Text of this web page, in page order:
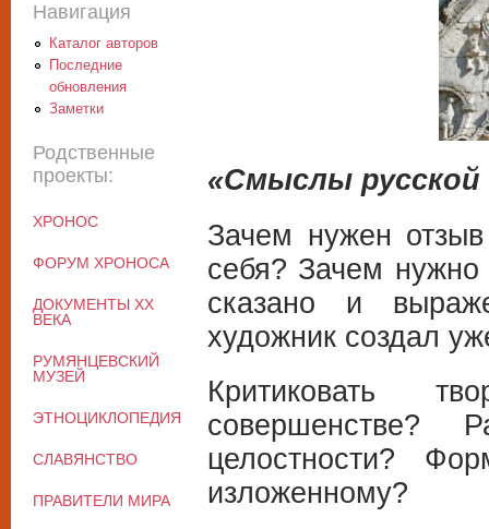
«Смыслы русской
Зачем нужен
себя? Зачем нужно
сказано и
художник создал
Критиковать
совершенстве?
целостности?
изложенному?
Навигация
Каталог авторов
Последние
обновления
Заметки
Родственные
проекты:
ХРОНОС
ФОРУМ ХРОНОСА
ДОКУМЕНТЫ XX
ВЕКА
РУМЯНЦЕВСКИЙ
МУЗЕЙ
ЭТНОЦИКЛОПЕДИЯ
СЛАВЯНСТВО
ПРАВИТЕЛИ МИРА